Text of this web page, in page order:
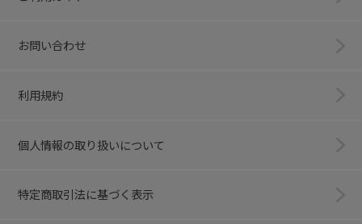
お問い合わせ
利用規約
個人情報の取り扱いについて
特定商取引法に基づく表示